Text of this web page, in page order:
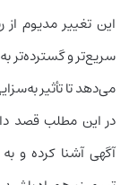
این تغییر مدیوم
سریع‌تر و گسترده‌تر
می‌دهد تا تأثیر
در این مطلب قصد
آگهی آشنا کرده و